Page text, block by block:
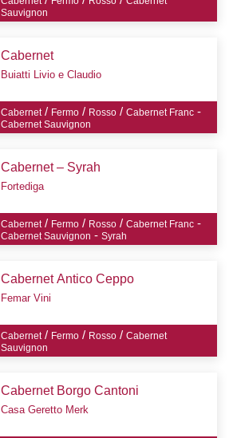
Sauvignon
Cabernet
Buiatti Livio e Claudio
Cabernet/ Fermo / Rosso /Cabernet Franc -
Cabernet Sauvignon
Cabernet – Syrah
Fortediga
Cabernet/ Fermo / Rosso /Cabernet Franc -
Cabernet Sauvignon -Syrah
Cabernet Antico Ceppo
Femar Vini
Cabernet/ Fermo / Rosso /Cabernet
Sauvignon
Cabernet Borgo Cantoni
Casa Geretto Merk